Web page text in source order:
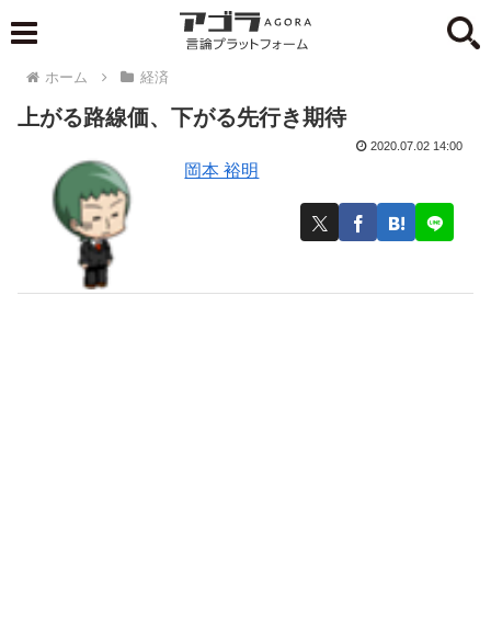
ホーム 経済
上がる路線価、下がる先行き期待
岡本 裕明
2020.07.02 14:00